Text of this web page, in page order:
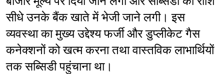
सीधे उनके बैंक खाते में भेजी जाने लगी। इस
व्यवस्था का मुख्य उद्देश्य फर्जी और डुप्लीकेट गैस
कनेक्शनों को खत्म करना तथा वास्तविक लाभार्थियों
तक सब्सिडी पहुंचाना था।